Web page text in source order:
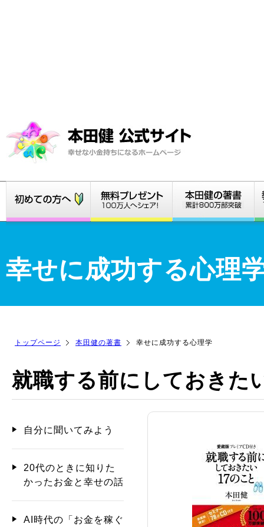
幸せに成功する心理
トップページ 本田健の著書 幸せに成功する心理学
就職する前にしておきた
自分に聞いてみよう
20代のときに知りた
かったお金と幸せの話
AI時代の「お金を稼ぐ